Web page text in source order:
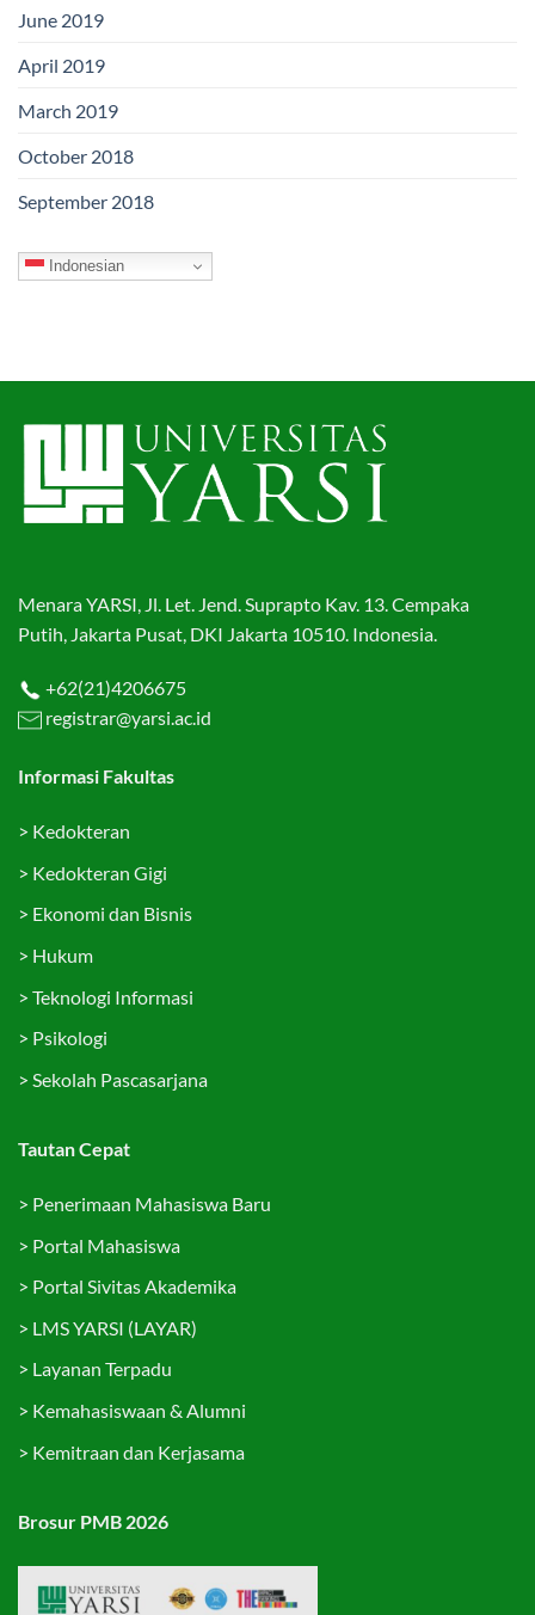
June 2019
April 2019
March 2019
October 2018
September 2018
Indonesian
Menara YARSI, Jl. Let. Jend. Suprapto Kav. 13. Cempaka
Putih, Jakarta Pusat, DKI Jakarta 10510. Indonesia.
+62(21)4206675
registrar@yarsi.ac.id
Informasi Fakultas
> Kedokteran
> Kedokteran Gigi
> Ekonomi dan Bisnis
> Hukum
> Teknologi Informasi
> Psikologi
> Sekolah Pascasarjana
Tautan Cepat
> Penerimaan Mahasiswa Baru
> Portal Mahasiswa
> Portal Sivitas Akademika
> LMS YARSI (LAYAR)
> Layanan Terpadu
> Kemahasiswaan & Alumni
> Kemitraan dan Kerjasama
Brosur PMB 2026